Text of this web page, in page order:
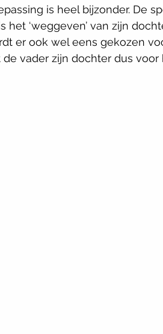
is heel bijzonder. De
‘weggeven’ van zijn
er ook wel eens gekozen
vader zijn dochter dus voor